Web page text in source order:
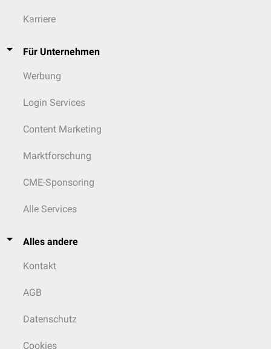
Karriere
Für Unternehmen
Werbung
Login Services
Content Marketing
Marktforschung
CME-Sponsoring
Alle Services
Alles andere
Kontakt
AGB
Datenschutz
Cookies